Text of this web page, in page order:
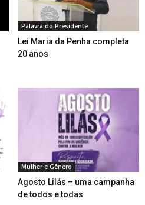
Palavra do Presidente
Lei Maria da Penha completa
20 anos
Mulher e Gênero
Agosto Lilás – uma campanha
de todos e todas